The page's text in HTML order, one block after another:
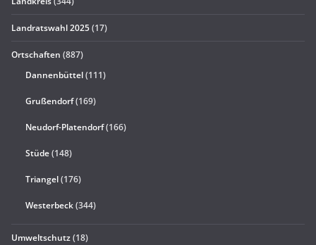
Landratswahl 2025(17)
Ortschaften (887)
Dannenbüttel(111)
Grußendorf(169)
Neudorf-Platendorf(166)
Stüde(148)
Triangel(176)
Westerbeck(344)
Umweltschutz(18)